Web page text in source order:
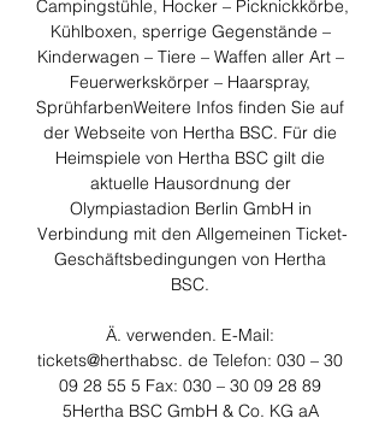
Campingstühle, Hocker – Picknickkörbe,
Kühlboxen, sperrige Gegenstände –
Kinderwagen – Tiere – Waffen aller Art –
Feuerwerkskörper – Haarspray,
SprühfarbenWeitere Infos finden Sie auf
der Webseite von Hertha BSC. Für die
Heimspiele von Hertha BSC gilt die
aktuelle Hausordnung der
Olympiastadion Berlin GmbH in
Verbindung mit den Allgemeinen Ticket-
Geschäftsbedingungen von Hertha
BSC.
Ä. verwenden. E-Mail:
tickets@herthabsc. de Telefon: 030 – 30
09 28 55 5 Fax: 030 – 30 09 28 89
5Hertha BSC GmbH & Co. KG aA